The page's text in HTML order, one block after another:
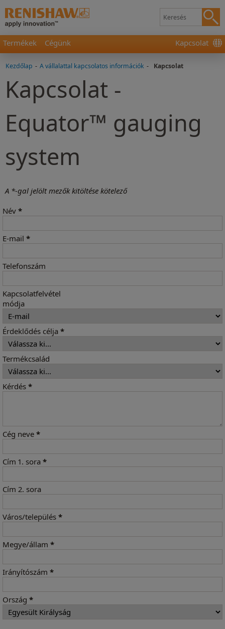
Termékek Cégünk Kapcsolat
Kezdőlap - A vállalattal kapcsolatos információk - Kapcsolat
Kapcsolat -
Equator™ gauging
system
A *-gal jelölt mezők kitöltése kötelező
Név *
E-mail *
Telefonszám
Kapcsolatfelvétel
módja
Érdeklődés célja *
Termékcsalád
Kérdés *
Cég neve *
Cím 1. sora *
Cím 2. sora
Város/település *
Megye/állam *
Irányítószám *
Ország *